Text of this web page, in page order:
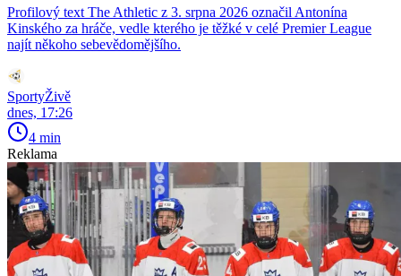
Profilový text The Athletic z 3. srpna 2026 označil Antonína
Kinského za hráče, vedle kterého je těžké v celé Premier League
najít někoho sebevědomějšího.
SportyŽivě
dnes, 17:26
4 min
Reklama